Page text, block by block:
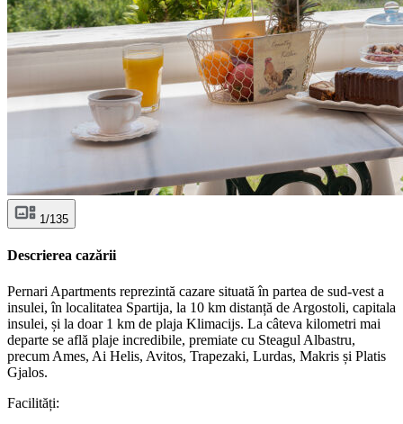
1/135
Descrierea cazării
Pernari Apartments reprezintă cazare situată în partea de sud-vest a
insulei, în localitatea Spartija, la 10 km distanță de Argostoli, capitala
insulei, și la doar 1 km de plaja Klimacijs. La câteva kilometri mai
departe se află plaje incredibile, premiate cu Steagul Albastru,
precum Ames, Ai Helis, Avitos, Trapezaki, Lurdas, Makris și Platis
Gjalos.
Facilități: